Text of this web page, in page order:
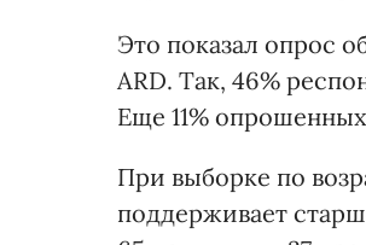
Это показал опрос
ARD. Так, 46%
Еще 11%
При выборке по
поддерживает